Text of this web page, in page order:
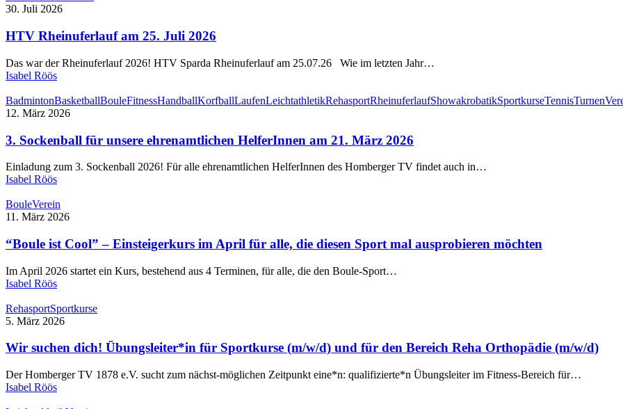
30. Juli 2026
HTV Rheinuferlauf am 25. Juli 2026
Das war der Rheinuferlauf 2026! HTV Sparda Rheinuferlauf am 25.07.26 Wie im letzten Jahr…
Isabel Röös
BadmintonBasketballBouleFitnessHandballKorfballLaufenLeichtathletikRehasportRheinuferlaufShowakrobatikSportkurseTennisTurnen
12. März 2026
3. Sockenball für unsere ehrenamtlichen HelferInnen am 21. März 2026
Einladung zum 3. Sockenball 2026! Für alle ehrenamtlichen HelferInnen des Homberger TV findet auch in…
Isabel Röös
BouleVerein
11. März 2026
“Boule ist Cool” – Einsteigerkurs im April für alle, die diesen Sport mal ausprobieren möchten
Im April 2026 startet ein Kurs, bestehend aus 4 Terminen, für alle, die den Boule-Sport…
Isabel Röös
RehasportSportkurse
5. März 2026
Wir suchen dich! Übungsleiter*in für Sportkurse (m/w/d) und für den Bereich Reha Orthopädie (m/w/d)
Der Homberger TV 1878 e.V. sucht zum nächst-möglichen Zeitpunkt eine*n: qualifizierte*n Übungsleiter im Fitness-Bereich für…
Isabel Röös